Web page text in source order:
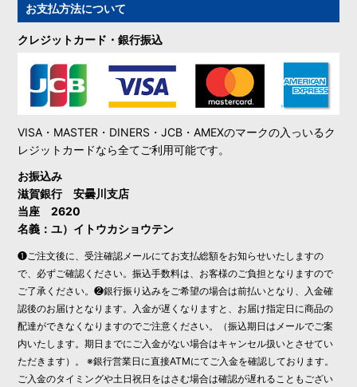
お支払方法について
クレジットカード・銀行振込
VISA・MASTER・DINERS・JCB・AMEXのマークの入っいるク
レジットカードなら全てご利用可能です。
お振込み
滋賀銀行 安曇川支店
当座 2620
名義：ユ）イトウカショウテン
❶ご注文後に、受注確認メールにてお支払総額をお知らせいたしますの
で、必ずご確認ください。振込手数料は、お客様のご負担となりますので
ご了承ください。❷銀行振り込みをご希望の場合は前払いとなり、入金確
認後のお届けとなります。入金が遅くなりますと、お届け指定日に商品の
配達ができなくなりますのでご注意ください。（振込期日はメールでご案
内いたします。期日までにご入金がない場合はキャンセル扱いとさせてい
ただきます）。 ※銀行営業日に直接ATMにてご入金を確認しております。
ご入金のタイミングや土日祝日をはさむ場合は確認が遅れることもござい